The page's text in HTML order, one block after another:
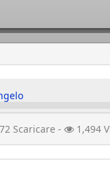
72 Scaricare - 1,494